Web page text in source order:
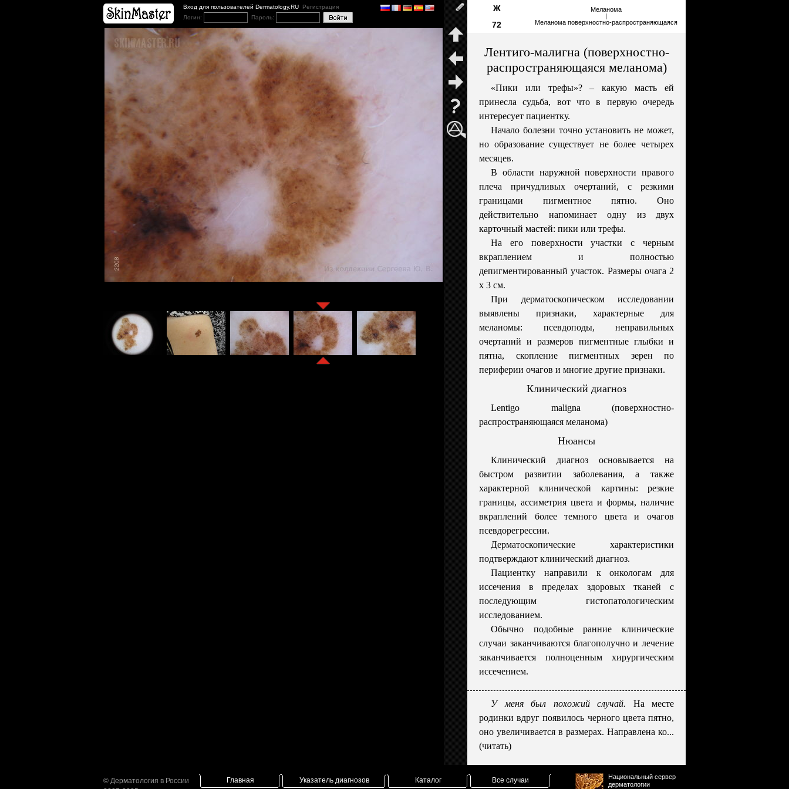
Вход для пользователей Dermatology.RU Регистрация
Логин:
Пароль:
Ж
72
Меланома
|
Меланома поверхностно-распространяющаяся
Лентиго-малигна (поверхностно-
распространяющаяся меланома)
«Пики или трефы»? – какую масть ей
принесла судьба, вот что в первую очередь
интересует пациентку.
Начало болезни точно установить не может,
но образование существует не более четырех
месяцев.
В области наружной поверхности правого
плеча причудливых очертаний, с резкими
границами пигментное пятно. Оно
действительно напоминает одну из двух
карточный мастей: пики или трефы.
На его поверхности участки с черным
вкраплением и полностью
депигментированный участок. Размеры очага 2
х 3 см.
При дерматоскопическом исследовании
выявлены признаки, характерные для
меланомы: псевдоподы, неправильных
очертаний и размеров пигментные глыбки и
пятна, скопление пигментных зерен по
периферии очагов и многие другие признаки.
Клинический диагноз
Lentigo maligna (поверхностно-
распространяющаяся меланома)
Нюансы
Клинический диагноз основывается на
быстром развитии заболевания, а также
характерной клинической картины: резкие
границы, ассиметрия цвета и формы, наличие
вкраплений более темного цвета и очагов
псевдорегрессии.
Дерматоскопические характеристики
подтверждают клинический диагноз.
Пациентку направили к онкологам для
иссечения в пределах здоровых тканей с
последующим гистопатологическим
исследованием.
Обычно подобные ранние клинические
случаи заканчиваются благополучно и лечение
заканчивается полноценным хирургическим
иссечением.
У меня был похожий случай.
На месте
родинки вдруг появилось черного цвета пятно,
оно увеличивается в размерах. Направлена ко...
(читать)
© Дерматология в России
Главная Указатель диагнозов Каталог Все случаи
Национальный сервер
дерматологии